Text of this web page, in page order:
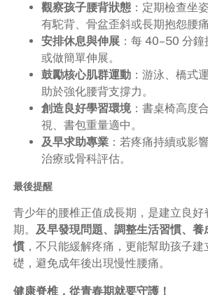
觀察孩子腰背狀態：定期檢查坐
有駝背、骨盆歪斜或長期抱怨腰痛
安排休息與伸展：每 40–50 分鐘
或做簡單伸展。
鼓勵核心肌群運動：游泳、橋式
助於強化腰背支撐力。
創造良好學習環境：書桌椅高度
視、書包重量適中。
及早求助專業：若疼痛持續或影
治療或骨科評估。
最後提醒
青少年的腰椎正值成長期，是建立良好
期。 及早發現問題、調整生活習慣、養
慣，不只能緩解疼痛，更能幫助孩子建
礎，避免成年後出現慢性腰痛。
健康脊椎，從青春期就要守護！